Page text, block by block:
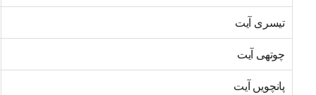
تیسری آیت
چوتھی آیت
پانچویں آیت